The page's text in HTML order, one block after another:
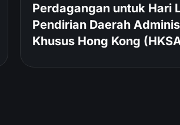
Perdagangan untuk Hari
Pendirian Daerah
Khusus Hong Kong